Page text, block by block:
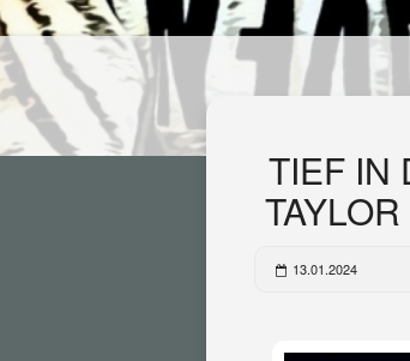
TIEF IN
13.01.2024